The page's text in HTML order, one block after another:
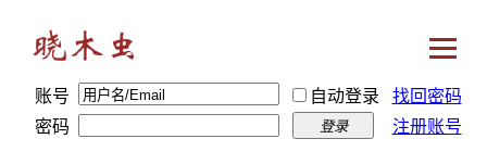
账号 自动登录
找回密码
密码
登录 注册账号